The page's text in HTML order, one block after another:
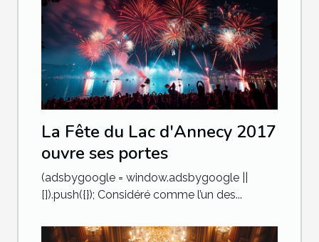
La Fête du Lac d'Annecy 2017
ouvre ses portes
(adsbygoogle = window.adsbygoogle ||
[]).push({}); Considéré comme l’un des...